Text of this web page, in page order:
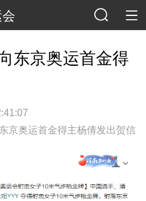
东京奥运首金得
京奥运首金得主杨倩发出贺信